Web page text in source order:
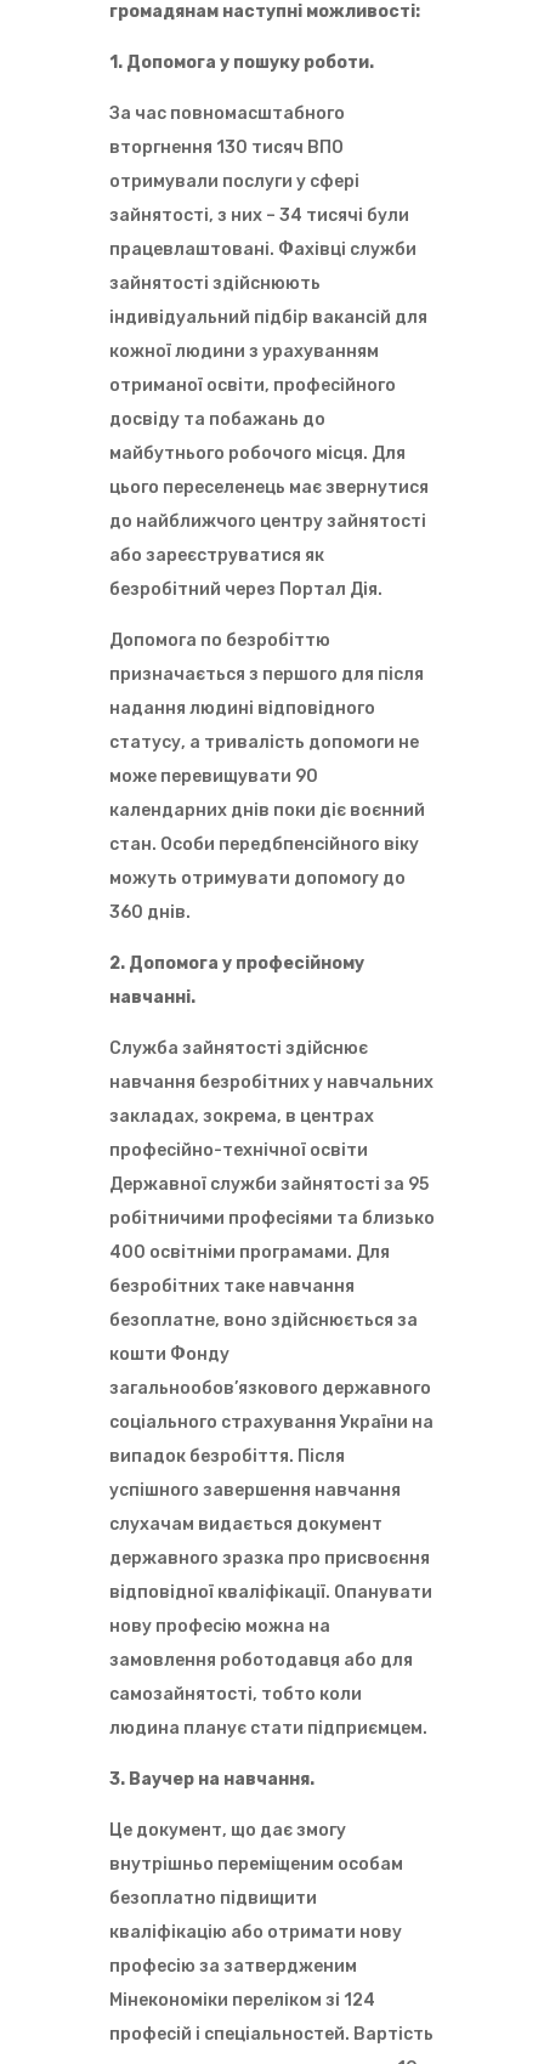
громадянам наступні можливості:
1. Допомога у пошуку роботи.
За час повномасштабного
вторгнення 130 тисяч ВПО
отримували послуги у сфері
зайнятості, з них – 34 тисячі були
працевлаштовані. Фахівці служби
зайнятості здійснюють
індивідуальний підбір вакансій для
кожної людини з урахуванням
отриманої освіти, професійного
досвіду та побажань до
майбутнього робочого місця. Для
цього переселенець має звернутися
до найближчого центру зайнятості
або зареєструватися як
безробітний через Портал Дія.
Допомога по безробіттю
призначається з першого для після
надання людині відповідного
статусу, а тривалість допомоги не
може перевищувати 90
календарних днів поки діє воєнний
стан. Особи передбпенсійного віку
можуть отримувати допомогу до
360 днів.
2. Допомога у професійному
навчанні.
Служба зайнятості здійснює
навчання безробітних у навчальних
закладах, зокрема, в центрах
професійно-технічної освіти
Державної служби зайнятості за 95
робітничими професіями та близько
400 освітніми програмами. Для
безробітних таке навчання
безоплатне, воно здійснюється за
кошти Фонду
загальнообов’язкового державного
соціального страхування України на
випадок безробіття. Після
успішного завершення навчання
слухачам видається документ
державного зразка про присвоєння
відповідної кваліфікації. Опанувати
нову професію можна на
замовлення роботодавця або для
самозайнятості, тобто коли
людина планує стати підприємцем.
3. Ваучер на навчання.
Це документ, що дає змогу
внутрішньо переміщеним особам
безоплатно підвищити
кваліфікацію або отримати нову
професію за затвердженим
Мінекономіки переліком зі 124
професій і спеціальностей. Вартість